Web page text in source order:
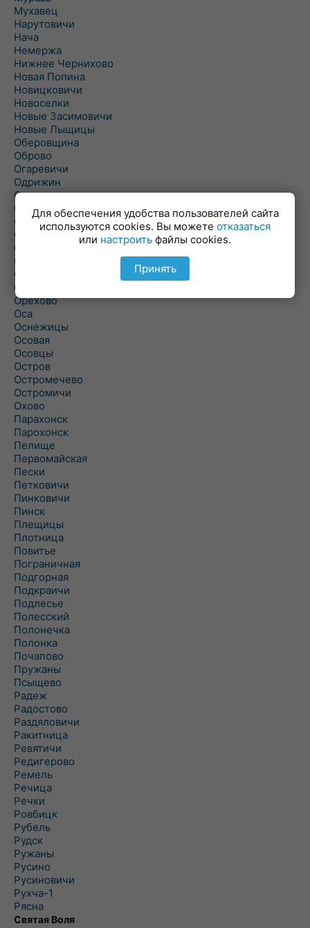
Мухавец
Нарутовичи
Нача
Немержа
Нижнее Чернихово
Новая Попина
Новицковичи
Новоселки
Новые Засимовичи
Новые Лыщицы
Оберовщина
Оброво
Огаревичи
Одрижин
Оздамичи
Озяты
Олтуш
Ольманы
Ольпень
Ольшаны
Омельная
Ополь
Орехово
Оса
Оснежицы
Осовая
Осовцы
Остров
Остромечево
Остромичи
Охово
Парахонск
Парохонск
Пелище
Первомайская
Пески
Петковичи
Пинковичи
Пинск
Плещицы
Плотница
Повитье
Пограничная
Подгорная
Подкраичи
Подлесье
Полесский
Полонечка
Полонка
Почапово
Пружаны
Псыщево
Радеж
Радостово
Раздяловичи
Ракитница
Ревятичи
Редигерово
Ремель
Речица
Речки
Ровбицк
Рубель
Рудск
Ружаны
Русино
Русиновичи
Рухча-1
Рясна
Святая Воля
Для обеспечения удобства пользователей сайта
используются cookies. Вы можете отказаться
или настроить файлы cookies.
Принять